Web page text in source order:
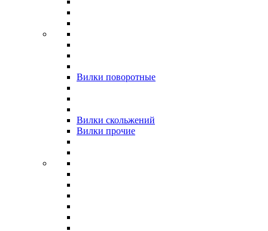
Вилки поворотные
Вилки скольжений
Вилки прочие